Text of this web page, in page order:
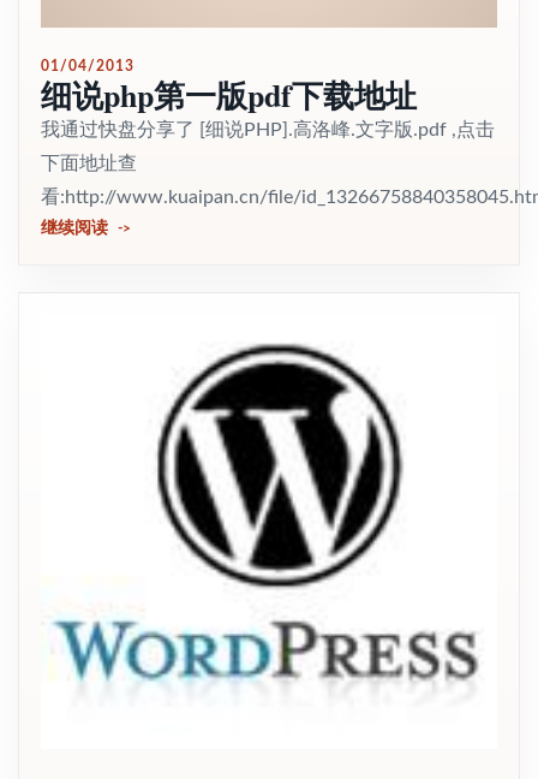
01/04/2013
细说php第一版pdf下载地址
我通过快盘分享了 [细说PHP].高洛峰.文字版.pdf ,点击
下面地址查
看:http://www.kuaipan.cn/file/
继续阅读